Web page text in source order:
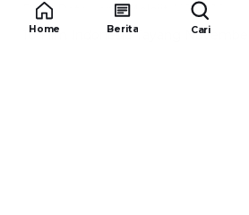
Drop Rate yang Melejit
(424,816)
10 Film Indonesia Tayang
Home Berita Cari